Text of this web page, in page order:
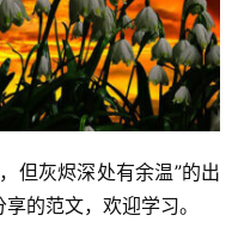
但灰烬深处有余温”的出
的范文，欢迎学习。